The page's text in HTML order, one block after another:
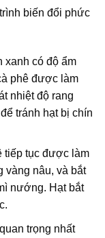
biến đổi phức
xanh có độ ẩm
phê được làm
nhiệt độ rang
tránh hạt bị chín
tiếp tục được làm
vàng nâu, và bắt
nướng. Hạt bắt
trọng nhất